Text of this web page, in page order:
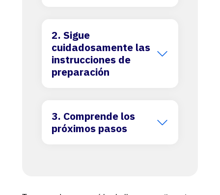
2. Sigue
cuidadosamente las
instrucciones de
preparación
3. Comprende los
próximos pasos